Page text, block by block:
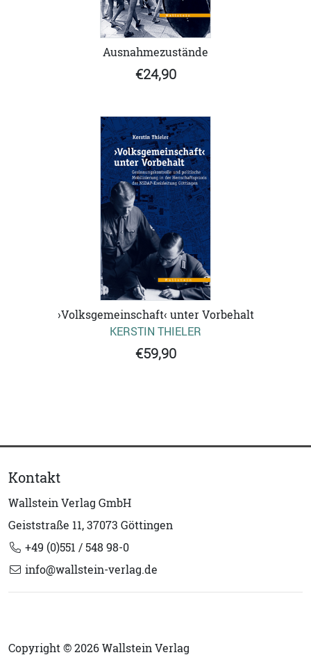
Ausnahmezustände
€24,90
›Volksgemeinschaft‹ unter Vorbehalt
KERSTIN THIELER
€59,90
Kontakt
Wallstein Verlag GmbH
Geiststraße 11, 37073 Göttingen
+49 (0)551 / 548 98-0
info@wallstein-verlag.de
Copyright © 2026 Wallstein Verlag